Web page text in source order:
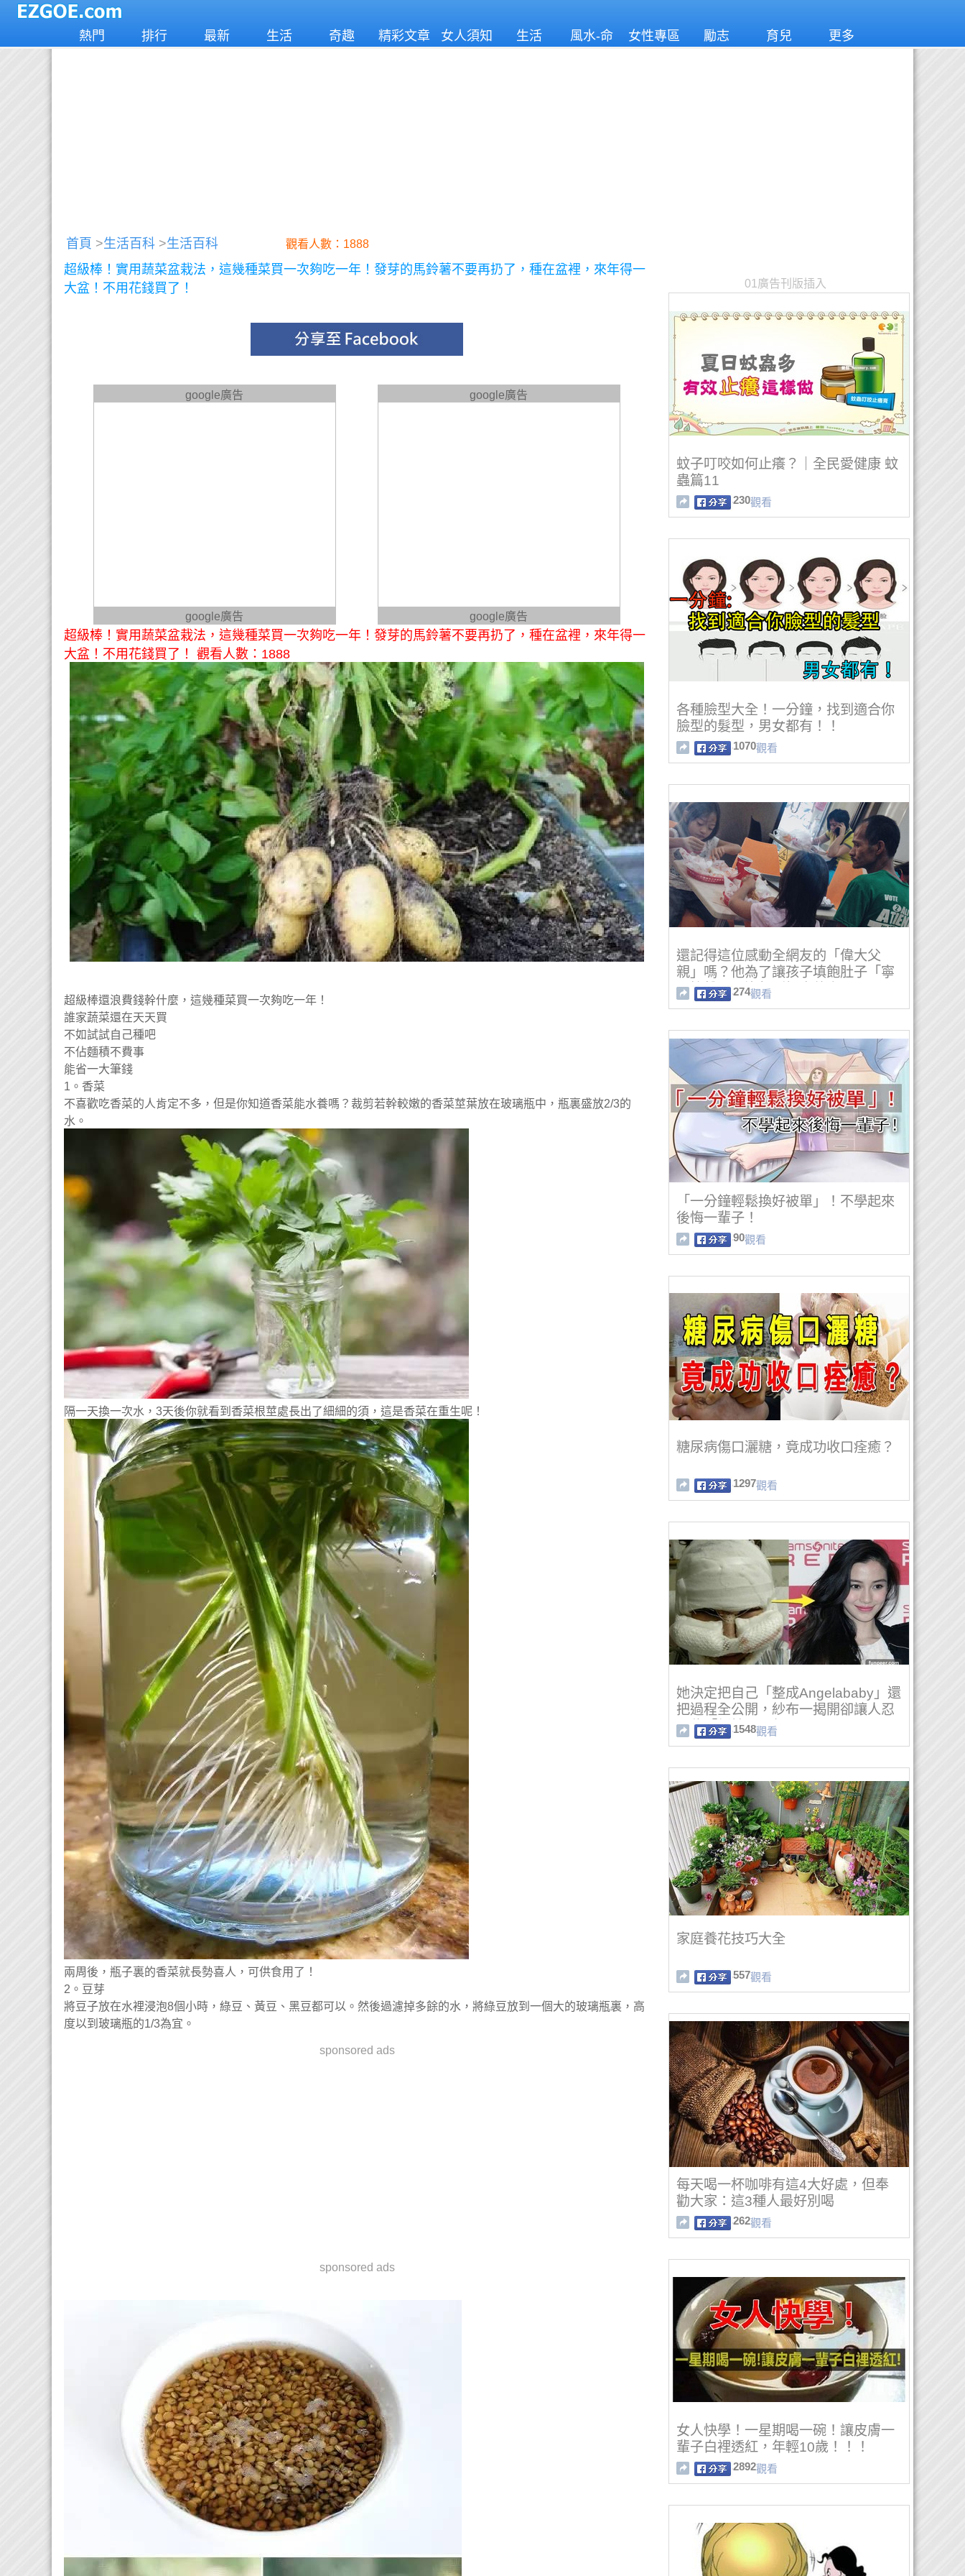
熱門 排行 最新 生活 奇趣 精彩文章 女人須知 生活
風水-命
女性專區 勵志 育兒 更多
首頁 >生活百科 >生活百科 觀看人數：1888
超級棒！實用蔬菜盆栽法，這幾種菜買一次夠吃一年！發芽的馬鈴薯不要再扔了，種在盆裡，來年得一
大盆！不用花錢買了！
google廣告
google廣告
google廣告
google廣告
超級棒！實用蔬菜盆栽法，這幾種菜買一次夠吃一年！發芽的馬鈴薯不要再扔了，種在盆裡，來年得一
大盆！不用花錢買了！ 觀看人數：1888
超級棒還浪費錢幹什麼，這幾種菜買一次夠吃一年！
誰家蔬菜還在天天買
不如試試自己種吧
不佔麵積不費事
能省一大筆錢
1。香菜
不喜歡吃香菜的人肯定不多，但是你知道香菜能水養嗎？裁剪若幹較嫩的香菜莖葉放在玻璃瓶中，瓶裏盛放2/3的
水。
隔一天換一次水，3天後你就看到香菜根莖處長出了細細的須，這是香菜在重生呢！
兩周後，瓶子裏的香菜就長勢喜人，可供食用了！
2。豆芽
將豆子放在水裡浸泡8個小時，綠豆、黃豆、黑豆都可以。然後過濾掉多餘的水，將綠豆放到一個大的玻璃瓶裏，高
度以到玻璃瓶的1/3為宜。
sponsored ads
sponsored ads
01廣告刊版插入
蚊子叮咬如何止癢？｜全民愛健康 蚊
蟲篇11
230觀看
各種臉型大全！一分鐘，找到適合你
臉型的髮型，男女都有！！
1070觀看
還記得這位感動全網友的「偉大父
親」嗎？他為了讓孩子填飽肚子「寧
願挨餓」，沒想到如今他竟…
274觀看
「一分鐘輕鬆換好被單」！不學起來
後悔一輩子！
90觀看
糖尿病傷口灑糖，竟成功收口痊癒？
1297觀看
她決定把自己「整成Angelababy」還
把過程全公開，紗布一揭開卻讓人忍
不住「倒抽一口氣」
1548觀看
家庭養花技巧大全
557觀看
每天喝一杯咖啡有這4大好處，但奉
勸大家：這3種人最好別喝
262觀看
女人快學！一星期喝一碗！讓皮膚一
輩子白裡透紅，年輕10歲！！！
2892觀看